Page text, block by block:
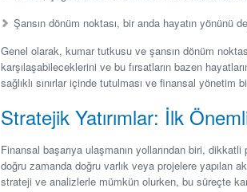
Şansın dönüm noktası, bir anda hayatın yönünü
Genel olarak, kumar tutkusu ve şansın dönüm
karşılaşabileceklerini ve bu fırsatların bazen
sağlıklı sınırlar içinde tutulması ve finansal
Stratejik Yatırımlar: İlk
Finansal başarıya ulaşmanın yollarından biri, dikkatli
doğru zamanda doğru varlık veya projelere yapılan
strateji ve analizlerle mümkün olurken, bu süreçte